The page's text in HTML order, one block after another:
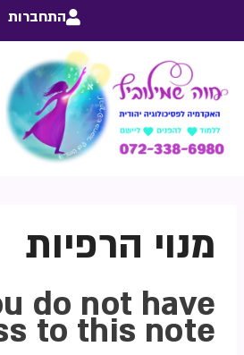
התחברות
מנוי הרפיות
do not have
to this note.